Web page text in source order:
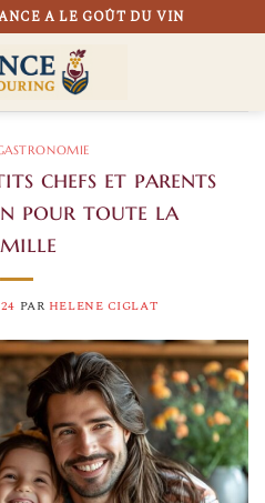
A LE GOÛT DU VIN
chefs et parents
pour toute la
PAR HELENE CIGLAT